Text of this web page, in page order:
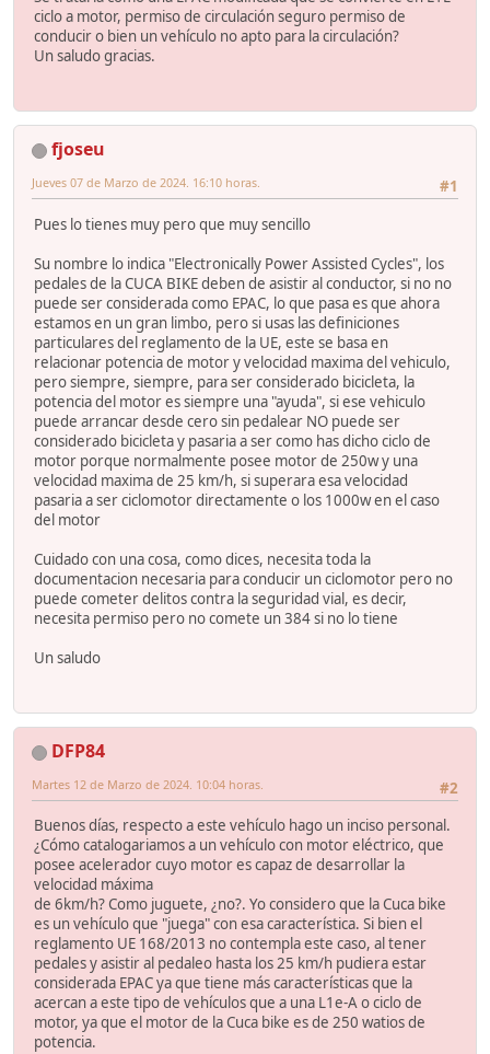
ciclo a motor, permiso de circulación seguro permiso de
conducir o bien un vehículo no apto para la circulación?
Un saludo gracias.
fjoseu
#1
Jueves 07 de Marzo de 2024. 16:10 horas.
Pues lo tienes muy pero que muy sencillo
Su nombre lo indica "Electronically Power Assisted Cycles", los
pedales de la CUCA BIKE deben de asistir al conductor, si no no
puede ser considerada como EPAC, lo que pasa es que ahora
estamos en un gran limbo, pero si usas las definiciones
particulares del reglamento de la UE, este se basa en
relacionar potencia de motor y velocidad maxima del vehiculo,
pero siempre, siempre, para ser considerado bicicleta, la
potencia del motor es siempre una "ayuda", si ese vehiculo
puede arrancar desde cero sin pedalear NO puede ser
considerado bicicleta y pasaria a ser como has dicho ciclo de
motor porque normalmente posee motor de 250w y una
velocidad maxima de 25 km/h, si superara esa velocidad
pasaria a ser ciclomotor directamente o los 1000w en el caso
del motor
Cuidado con una cosa, como dices, necesita toda la
documentacion necesaria para conducir un ciclomotor pero no
puede cometer delitos contra la seguridad vial, es decir,
necesita permiso pero no comete un 384 si no lo tiene
Un saludo
DFP84
#2
Martes 12 de Marzo de 2024. 10:04 horas.
Buenos días, respecto a este vehículo hago un inciso personal.
¿Cómo catalogariamos a un vehículo con motor eléctrico, que
posee acelerador cuyo motor es capaz de desarrollar la
velocidad máxima
de 6km/h? Como juguete, ¿no?. Yo considero que la Cuca bike
es un vehículo que "juega" con esa característica. Si bien el
reglamento UE 168/2013 no contempla este caso, al tener
pedales y asistir al pedaleo hasta los 25 km/h pudiera estar
considerada EPAC ya que tiene más características que la
acercan a este tipo de vehículos que a una L1e-A o ciclo de
motor, ya que el motor de la Cuca bike es de 250 watios de
potencia.